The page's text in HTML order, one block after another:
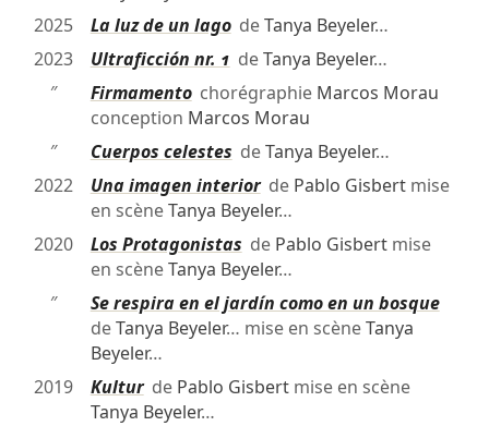
2025
La luz de un lagodeTanya Beyeler…
2023
Ultraficción nr. 1 deTanya Beyeler…
″
Firmamentochorégraphie Marcos Morau
conception Marcos Morau
″
Cuerpos celestes deTanya Beyeler…
2022
Una imagen interiorde Pablo Gisbertmise
en scèneTanya Beyeler…
2020
Los Protagonistas de Pablo Gisbertmise
en scèneTanya Beyeler…
″
Se respira en el jardín como en un bosque
deTanya Beyeler… mise en scèneTanya
Beyeler…
2019
Kulturde Pablo Gisbertmise en scène
Tanya Beyeler…